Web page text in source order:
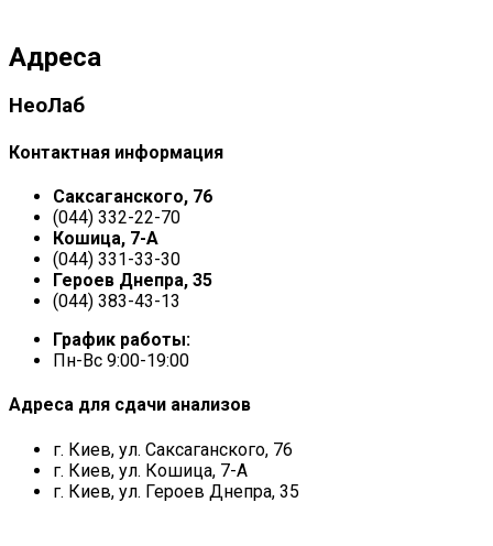
Адреса
НеоЛаб
Контактная информация
Саксаганского, 76
(044) 332-22-70
Кошица, 7-А
(044) 331-33-30
Героев Днепра, 35
(044) 383-43-13
График работы:
Пн-Вс 9:00-19:00
Адреса для сдачи анализов
г. Киев, ул. Саксаганского, 76
г. Киев, ул. Кошица, 7-А
г. Киев, ул. Героев Днепра, 35